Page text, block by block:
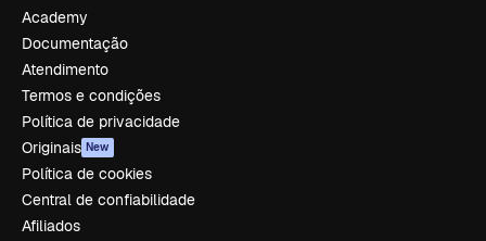
Academy
Documentação
Atendimento
Termos e condições
Política de privacidade
Originais New
Política de cookies
Central de confiabilidade
Afiliados